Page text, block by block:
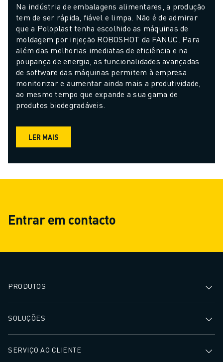
Na indústria de embalagens alimentares, a produção
tem de ser rápida, fiável e limpa. Não é de admirar
que a Poloplast tenha escolhido as máquinas de
moldagem por injeção ROBOSHOT da FANUC. Para
além das melhorias imediatas de eficiência e na
poupança de energia, as funcionalidades avançadas
de software das máquinas permitem à empresa
monitorizar e aumentar ainda mais a produtividade,
ao mesmo tempo que expande a sua gama de
produtos biodegradáveis.
LER MAIS
Entrar em contacto
PRODUTOS
SOLUÇÕES
SERVIÇO AO CLIENTE